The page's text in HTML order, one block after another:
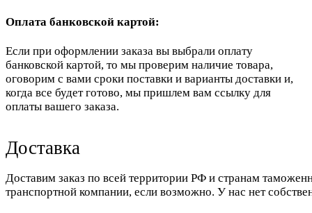
Оплата банковской картой:
Если при оформлении заказа вы выбрали оплату
банковской картой, то мы проверим наличие товара,
оговорим с вами сроки поставки и варианты доставки и,
когда все будет готово, мы пришлем вам ссылку для
оплаты вашего заказа.
Доставка
Доставим заказ по всей территории РФ и странам
транспортной компании, если возможно. У нас нет